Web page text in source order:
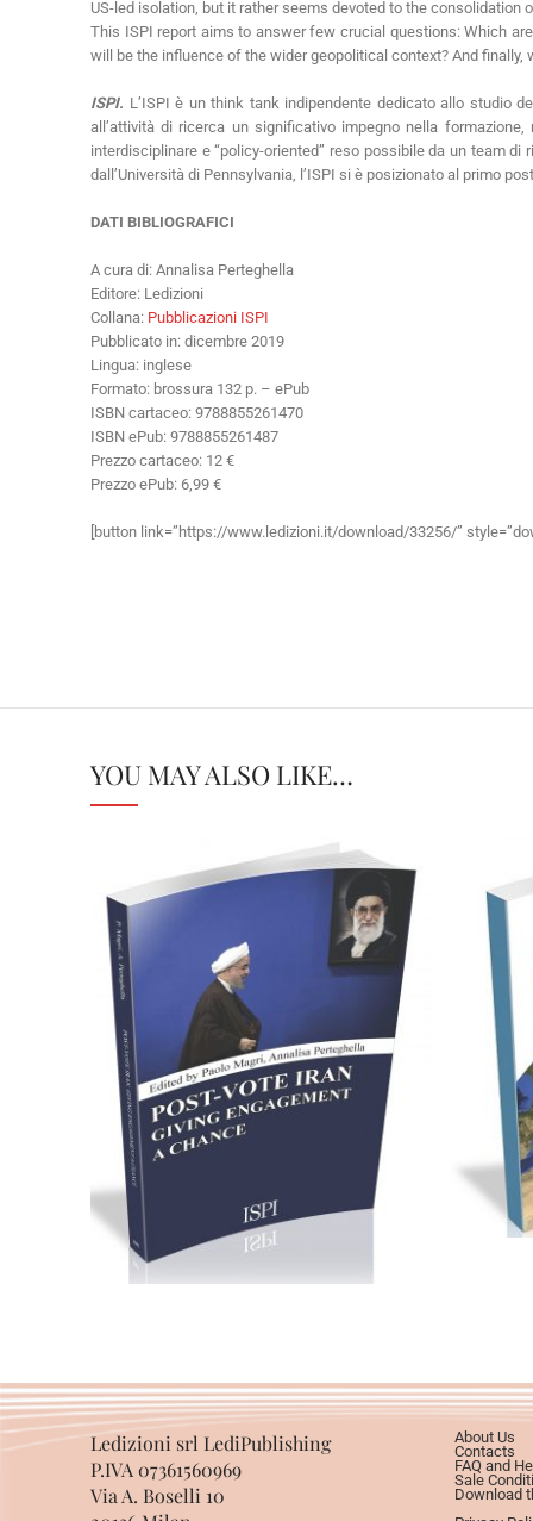
US-led isolation, but it rather seems devoted to the
This ISPI report aims to answer few crucial questions: Which
will be the influence of the wider geopolitical context? And finally,
ISPI. L’ISPI è un think tank indipendente dedicato allo studio
all’attività di ricerca un significativo impegno nella
interdisciplinare e “policy-oriented” reso possibile da un team
dall’Università di Pennsylvania, l’ISPI si è posizionato al primo
DATI BIBLIOGRAFICI
A cura di: Annalisa Perteghella
Editore: Ledizioni
Collana: Pubblicazioni ISPI
Pubblicato in: dicembre 2019
Lingua: inglese
Formato: brossura 132 p. – ePub
ISBN cartaceo: 9788855261470
ISBN ePub: 9788855261487
Prezzo cartaceo: 12 €
Prezzo ePub: 6,99 €
[button link=”https://www.ledizioni.it/download/33256/”
YOU MAY ALSO LIKE…
CartaceoeBook in ePub
eBook in PDF
0,00
Select options
Ledizioni srl LediPublishing
P.IVA 07361560969
Via A. Boselli 10
About Us
Contacts
FAQ and
Sale
Download